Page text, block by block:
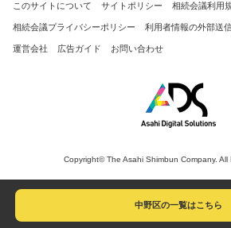
中野区の一覧はこちら
このサイトについて サイトポリシー 相続会議利用
相続会議プライバシーポリシー 利用者情報の外部送
運営会社 広告ガイド お問い合わせ
Copyright© The Asahi Shimbun Company. All